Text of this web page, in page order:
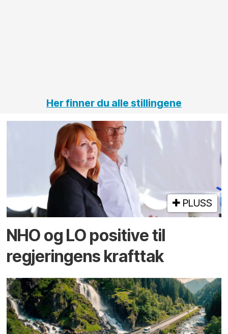
Her finner du alle stillingene
PLUSS
NHO og LO positive til
regjeringens krafttak